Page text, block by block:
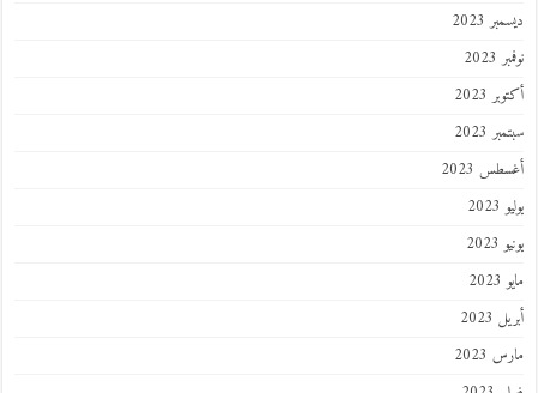
2023
2023
2023
2023
2023